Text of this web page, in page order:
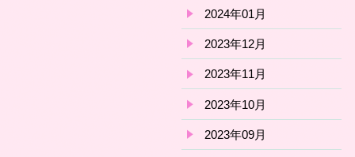
2024年01月
2023年12月
2023年11月
2023年10月
2023年09月